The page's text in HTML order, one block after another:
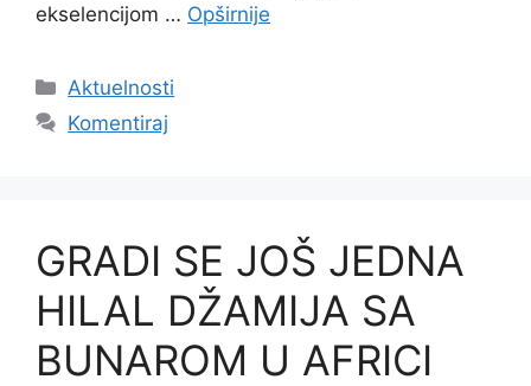
ekselencijom … Opširnije
Kategorije
Aktuelnosti
Komentiraj
GRADI SE JOŠ JEDNA
HILAL DŽAMIJA SA
BUNAROM U AFRICI